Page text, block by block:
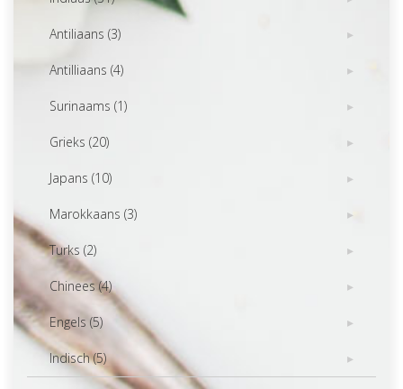
Antiliaans (3)
Antilliaans (4)
Surinaams (1)
Grieks (20)
Japans (10)
Marokkaans (3)
Turks (2)
Chinees (4)
Engels (5)
Indisch (5)